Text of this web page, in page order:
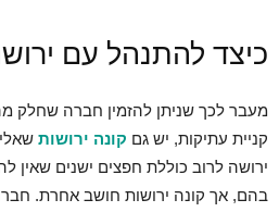
כיצד להתנהל עם
מעבר לכך שניתן להזמין חברה שחלק
קניית עתיקות, יש גם קונה ירושות
ירושה לרוב כוללת חפצים ישנים שאין
בהם, אך קונה ירושות חושב אחרת.